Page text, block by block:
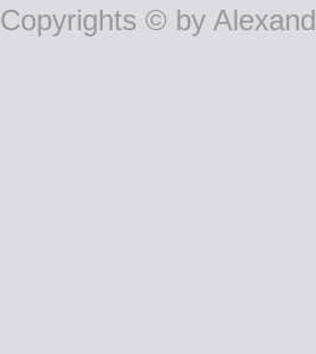
Copyrights © by